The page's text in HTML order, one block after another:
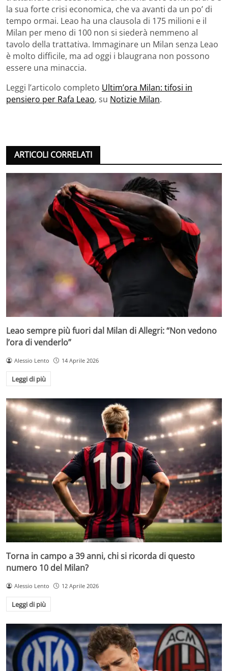
la sua forte crisi economica, che va avanti da un po’ di
tempo ormai. Leao ha una clausola di 175 milioni e il
Milan per meno di 100 non si siederà nemmeno al
tavolo della trattativa. Immaginare un Milan senza Leao
è molto difficile, ma ad oggi i blaugrana non possono
essere una minaccia.
Leggi l’articolo completo Ultim’ora Milan: tifosi in
pensiero per Rafa Leao, su Notizie Milan.
ARTICOLI CORRELATI
Leao sempre più fuori dal Milan di Allegri: “Non vedono
l’ora di venderlo”
Alessio Lento 14 Aprile 2026
Leggi di più
Torna in campo a 39 anni, chi si ricorda di questo
numero 10 del Milan?
Alessio Lento 12 Aprile 2026
Leggi di più